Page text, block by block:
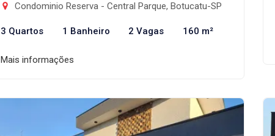
Condominio Reserva - Central Parque, Botucatu-SP
3 Quartos 1 Banheiro 2 Vagas 160 m²
Mais informações